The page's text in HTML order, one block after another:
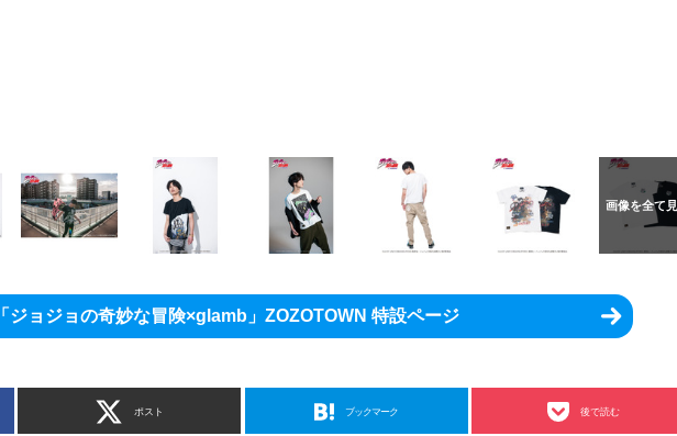
「ジョジョの奇妙な冒険×glamb」ZOZOTOWN 特設ページ
ポスト ブックマーク 後で読む